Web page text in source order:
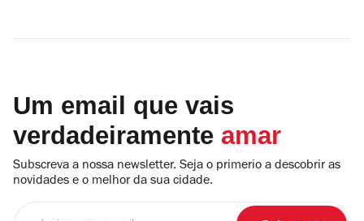
Um email que vais
verdadeiramente amar
Subscreva a nossa newsletter. Seja o primerio a descobrir as
novidades e o melhor da sua cidade.